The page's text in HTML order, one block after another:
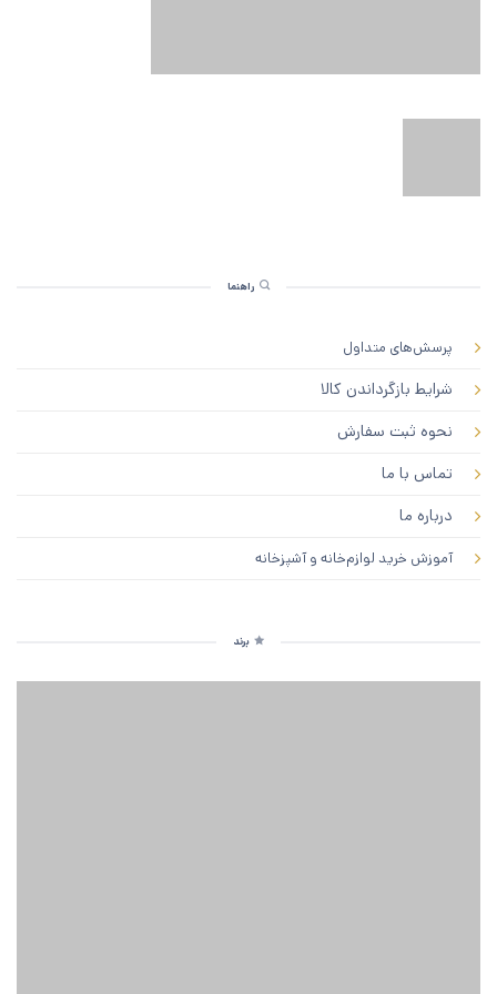
راهنما
پرسش‌های متداول
شرایط بازگرداندن کالا
نحوه ثبت سفارش
تماس با ما
درباره ما
آموزش خرید لوازم‌خانه و آشپزخانه
برند